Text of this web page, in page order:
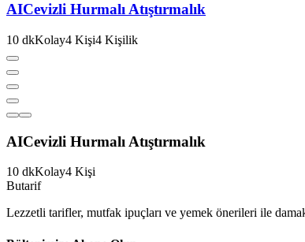
AICevizli Hurmalı Atıştırmalık
10 dkKolay4 Kişi4 Kişilik
AICevizli Hurmalı Atıştırmalık
10 dkKolay4 Kişi
Butarif
Lezzetli tarifler, mutfak ipuçları ve yemek önerileri ile